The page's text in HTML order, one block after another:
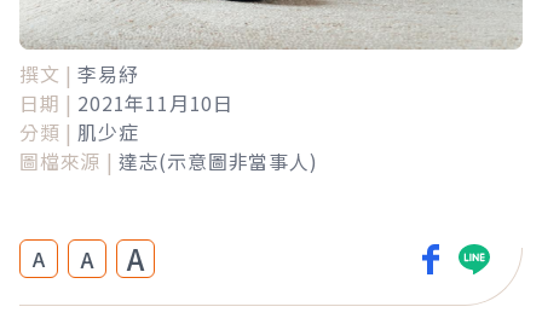
撰文 | 李易紓
日期 | 2021年11月10日
分類 | 肌少症
圖檔來源 | 達志(示意圖非當事人)
A A A